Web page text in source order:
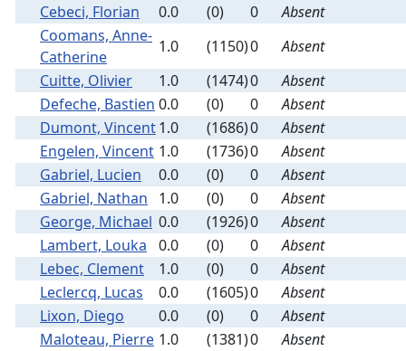
Cebeci, Florian
0.0 (0) 0
Absent
Coomans, Anne-
Catherine
1.0 (1150)0
Absent
Cuitte, Olivier
1.0 (1474)0
Absent
Defeche, Bastien 0.0 (0) 0
Absent
Dumont, Vincent1.0 (1686)0
Absent
Engelen, Vincent 1.0 (1736)0
Absent
Gabriel, Lucien
0.0 (0) 0
Absent
Gabriel, Nathan
1.0 (0) 0
Absent
George, Michael 0.0 (1926)0
Absent
Lambert, Louka
0.0 (0) 0
Absent
Lebec, Clement
1.0 (0) 0
Absent
Leclercq, Lucas
0.0 (1605)0
Absent
Lixon, Diego
0.0 (0) 0
Absent
Maloteau, Pierre 1.0 (1381)0
Absent